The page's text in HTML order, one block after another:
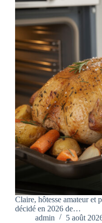
Claire, hôtesse amateur et
décidé en 2026 de…
admin
5 août